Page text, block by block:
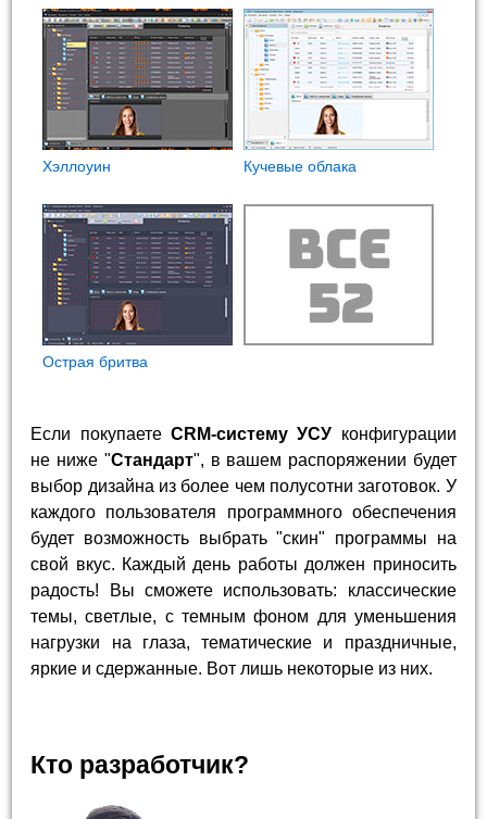
Хэллоуин Кучевые облака
Острая бритва
Если покупаете CRM-систему УСУ конфигурации
не ниже "Стандарт", в вашем распоряжении будет
выбор дизайна из более чем полусотни заготовок. У
каждого пользователя программного обеспечения
будет возможность выбрать "скин" программы на
свой вкус. Каждый день работы должен приносить
радость! Вы сможете использовать: классические
темы, светлые, с темным фоном для уменьшения
нагрузки на глаза, тематические и праздничные,
яркие и сдержанные. Вот лишь некоторые из них.
Кто разработчик?